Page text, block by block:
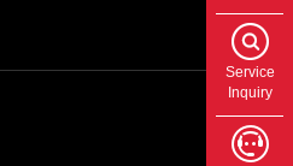
Service
Inquiry